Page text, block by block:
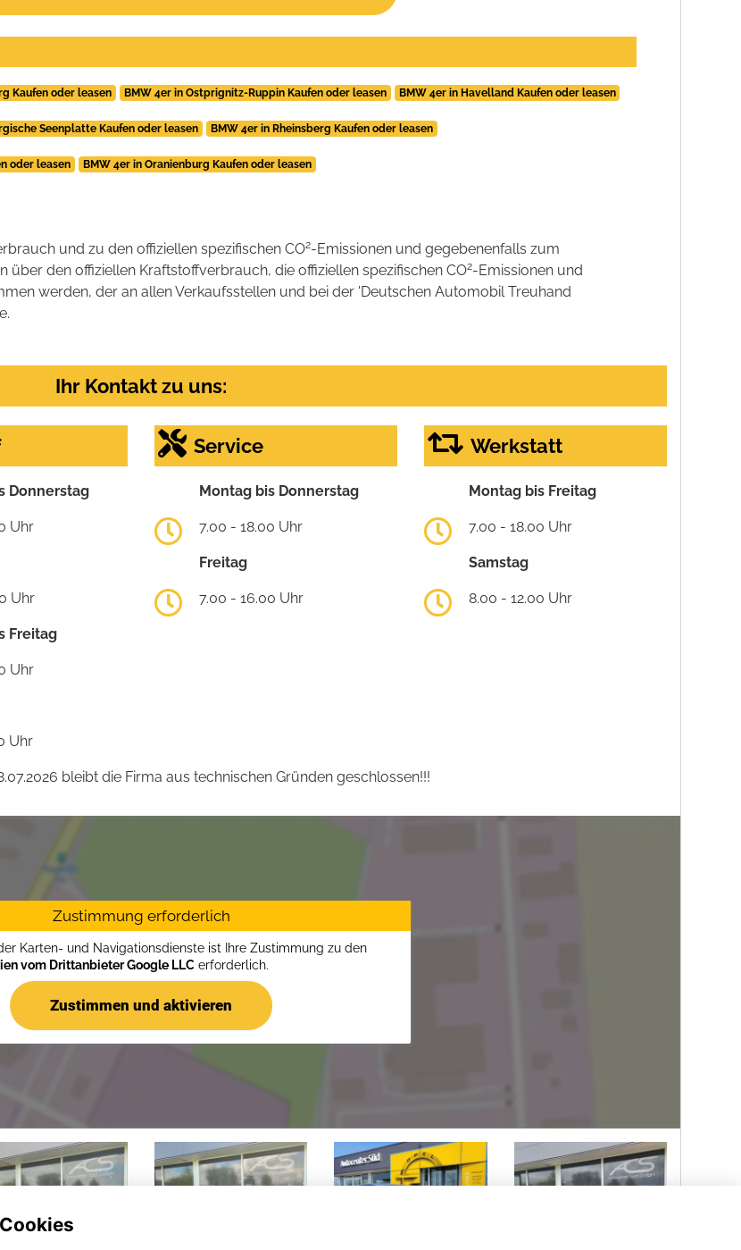
Kaufen oder leasen BMW 4er in Ostprignitz-Ruppin Kaufen oder leasen BMW 4er in Havelland Kaufen oder leasen
Seenplatte Kaufen oder leasen BMW 4er in Rheinsberg Kaufen oder leasen
oder leasen BMW 4er in Oranienburg Kaufen oder leasen
und zu den offiziellen spezifischen CO2-Emissionen und gegebenenfalls zum
den offiziellen Kraftstoffverbrauch, die offiziellen spezifischen CO2-Emissionen und
werden, der an allen Verkaufsstellen und bei der 'Deutschen Automobil Treuhand
Ihr Kontakt zu uns:
Donnerstag
Uhr
Uhr
Freitag
Uhr
Uhr
Service
Montag bis Donnerstag
7.00 - 18.00 Uhr
Freitag
7.00 - 16.00 Uhr
Werkstatt
Montag bis Freitag
7.00 - 18.00 Uhr
Samstag
8.00 - 12.00 Uhr
bleibt die Firma aus technischen Gründen geschlossen!!!
Zustimmung erforderlich
Karten- und Navigationsdienste ist Ihre Zustimmung zu den
vom Drittanbieter Google LLC erforderlich.
Zustimmen und aktivieren